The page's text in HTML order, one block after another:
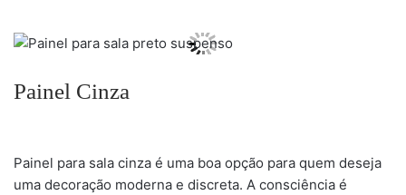
Painel Cinza
Painel para sala cinza é uma boa opção para quem deseja
uma decoração moderna e discreta. A consciência é